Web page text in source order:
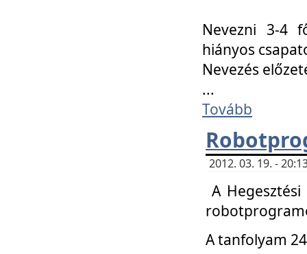
Nevezni 3-4
hiányos
Nevezés
...
Tovább
2012. 03. 19. -
A
A tanfolyam